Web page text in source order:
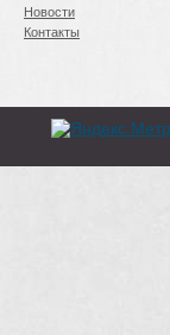
Новости
Контакты